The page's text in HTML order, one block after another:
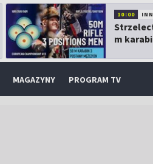
10:00
m
MAGAZYNY PROGRAM TV